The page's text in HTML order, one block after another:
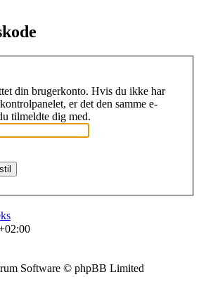
din brugerkonto. Hvis du ikke har
er det den samme e-
tilmeldte dig med.
Software © phpBB Limited